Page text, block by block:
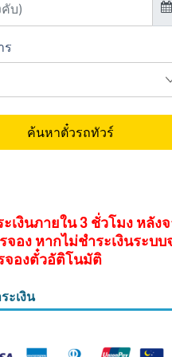
เงินภายใน 3 ชั่วโมง หลัง
จอง หากไม่ชำระเงินระบบ
จองตั๋วอัติโนมัติ
ะเงิน